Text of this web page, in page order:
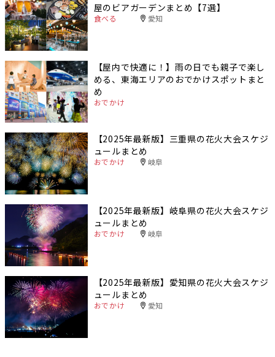
屋のビアガーデンまとめ【7選】
食べる 愛知
【屋内で快適に！】雨の日でも親子で楽し
める、東海エリアのおでかけスポットまと
め
おでかけ
【2025年最新版】三重県の花火大会スケジ
ュールまとめ
おでかけ 岐阜
【2025年最新版】岐阜県の花火大会スケジ
ュールまとめ
おでかけ 岐阜
【2025年最新版】愛知県の花火大会スケジ
ュールまとめ
おでかけ 愛知